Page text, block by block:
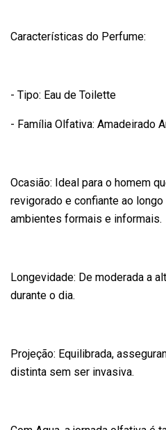
Características do Perfume:
- Tipo: Eau de Toilette
- Família Olfativa: Amadeirado
Ocasião: Ideal para o homem
revigorado e confiante ao
ambientes formais e informais.
Longevidade: De moderada a
durante o dia.
Projeção: Equilibrada,
distinta sem ser invasiva.